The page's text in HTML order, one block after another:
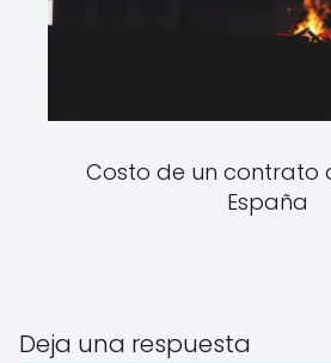
Costo de un contrato
España
Deja una respuesta